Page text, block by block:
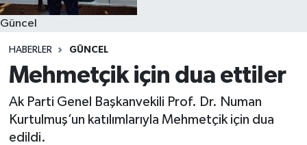
Güncel
HABERLER GÜNCEL
Mehmetçik için dua ettiler
Ak Parti Genel Başkanvekili Prof. Dr. Numan
Kurtulmuş’un katılımlarıyla Mehmetçik için dua
edildi.
Son Dakika Haberleri
Haber Arşivi